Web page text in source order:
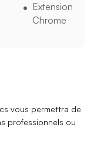
Extension
Chrome
vous permettra de
professionnels ou